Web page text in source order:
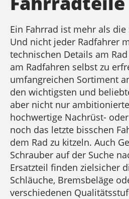
Ein Fahrrad ist mehr als
Und nicht jeder Radfahrer
technischen Details am
am Radfahren selbst zu
umfangreichen Sortiment
den wichtigsten und
aber nicht nur
hochwertige Nachrüst-
noch das letzte bisschen
dem Rad zu kitzeln. Auch
Schrauber auf der Suche
Ersatzteil finden zielsicher
Schläuche, Bremsbeläge
verschiedenen